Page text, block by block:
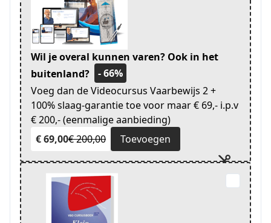
Wil je overal kunnen varen? Ook in het
buitenland?
- 66%
Voeg dan de Videocursus Vaarbewijs 2 +
100% slaag-garantie toe voor maar € 69,- i.p.v
€ 200,- (eenmalige aanbieding)
€ 69,00€ 200,00 Toevoegen